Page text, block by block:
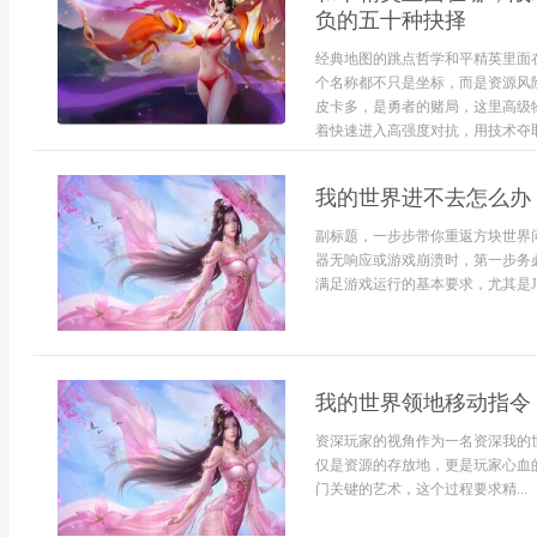
负的五十种抉择
经典地图的跳点哲学和平精英里
个名称都不只是坐标，而是资源
皮卡多，是勇者的赌局，这里高
着快速进入高强度对抗，用技术
我的世界进不去怎么
副标题，一步步带你重返方块世
器无响应或游戏崩溃时，第一步
满足游戏运行的基本要求，尤其是
我的世界领地移动指
资深玩家的视角作为一名资深我
仅是资源的存放地，更是玩家心
门关键的艺术，这个过程要求精...